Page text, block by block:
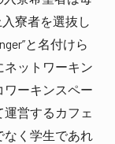
寮者を選抜し
と名付けら
ットワーキン
ーキンスペー
営するカフェ
なく学生であれ